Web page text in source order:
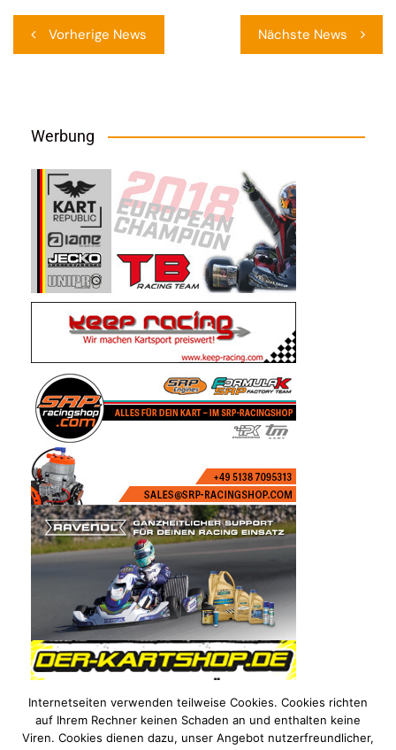
Vorherige News Nächste News
Werbung
Internetseiten verwenden teilweise Cookies. Cookies richten
auf Ihrem Rechner keinen Schaden an und enthalten keine
Viren. Cookies dienen dazu, unser Angebot nutzerfreundlicher,